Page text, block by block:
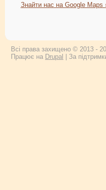
Знайти нас на Google Maps
Всі права захищено © 2013 -
Працює на Drupal | За